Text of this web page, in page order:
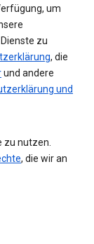
um
zu
, die
und andere
und
zu nutzen.
, die wir an